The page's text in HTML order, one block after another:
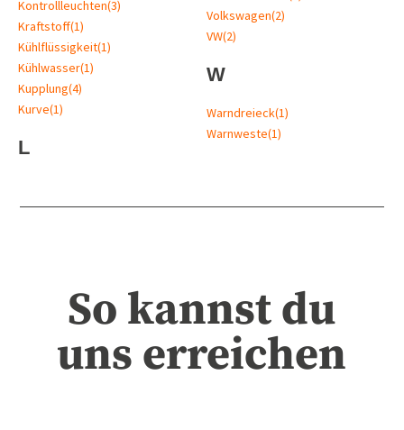
Kontrollleuchten(3)
Kraftstoff(1)
Kühlflüssigkeit(1)
Kühlwasser(1)
Kupplung(4)
Kurve(1)
L
Volkswagen(2)
VW(2)
W
Warndreieck(1)
Warnweste(1)
So kannst du
uns erreichen